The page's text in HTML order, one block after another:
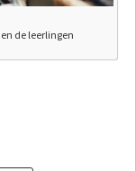
de leerlingen